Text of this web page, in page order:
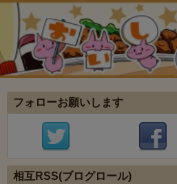
フォローお願いします
相互RSS(ブログロール)